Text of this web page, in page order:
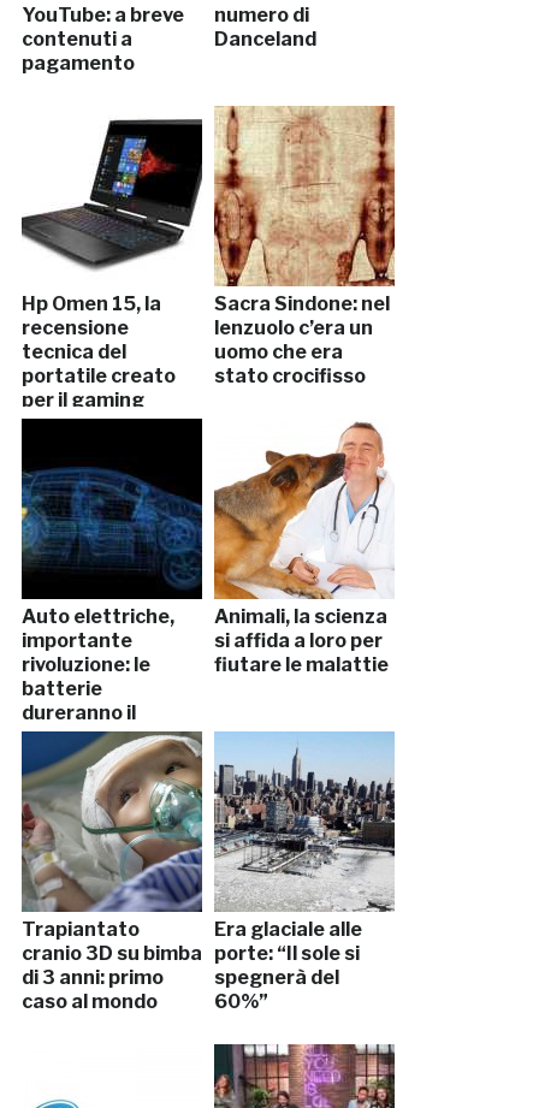
YouTube: a breve
contenuti a
pagamento
numero di
Danceland
Hp Omen 15, la
recensione
tecnica del
portatile creato
per il gaming
Sacra Sindone: nel
lenzuolo c’era un
uomo che era
stato crocifisso
Auto elettriche,
importante
rivoluzione: le
batterie
dureranno il
doppio
Animali, la scienza
si affida a loro per
fiutare le malattie
Trapiantato
cranio 3D su bimba
di 3 anni: primo
caso al mondo
Era glaciale alle
porte: “Il sole si
spegnerà del
60%”